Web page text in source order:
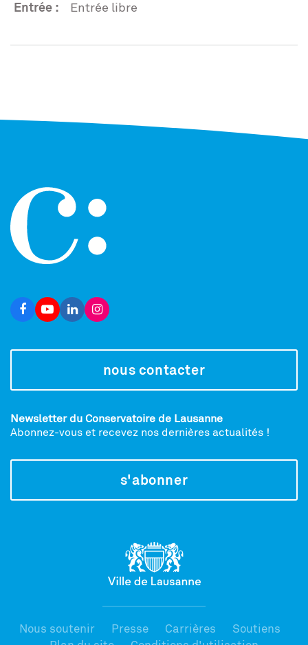
Entrée : Entrée libre
nous contacter
Newsletter du Conservatoire de Lausanne
Abonnez-vous et recevez nos dernières actualités !
s'abonner
Nous soutenir Presse Carrières
Soutiens